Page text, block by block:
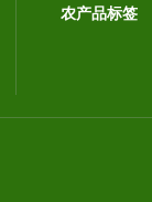
农产品标签